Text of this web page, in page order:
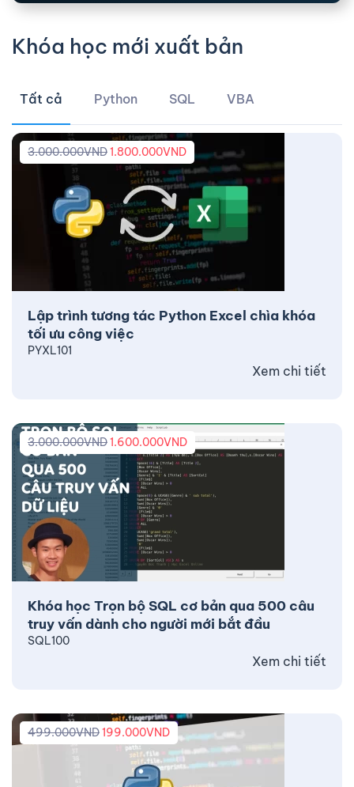
Khóa học mới xuất bản
Tất cả Python SQL VBA
Lập trình tương tác Python Excel chìa khóa
tối ưu công việc
3.000.000VND1.800.000VND
PYXL101
Xem chi tiết
Khóa học Trọn bộ SQL cơ bản qua 500 câu
truy vấn dành cho người mới bắt đầu
3.000.000VND1.600.000VND
SQL100
Xem chi tiết
499.000VND199.000VND